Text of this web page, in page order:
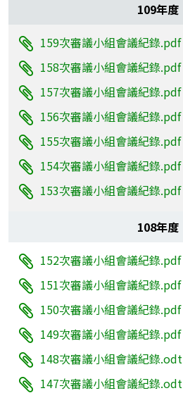
109年度
159次審議小組會議紀錄.pdf
158次審議小組會議紀錄.pdf
157次審議小組會議紀錄.pdf
156次審議小組會議紀錄.pdf
155次審議小組會議紀錄.pdf
154次審議小組會議紀錄.pdf
153次審議小組會議紀錄.pdf
108年度
152次審議小組會議紀錄.pdf
151次審議小組會議紀錄.pdf
150次審議小組會議紀錄.pdf
149次審議小組會議紀錄.pdf
148次審議小組會議紀錄.odt
147次審議小組會議紀錄.odt